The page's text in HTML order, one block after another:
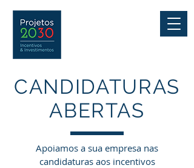
CANDIDATURAS
ABERTAS
Apoiamos a sua empresa nas
candidaturas aos incentivos